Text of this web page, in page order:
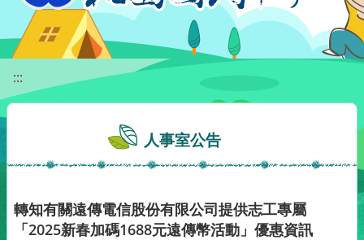
:::
人事室公告
轉知有關遠傳電信股份有限公司提供志工專屬
「2025新春加碼1688元遠傳幣活動」優惠資訊